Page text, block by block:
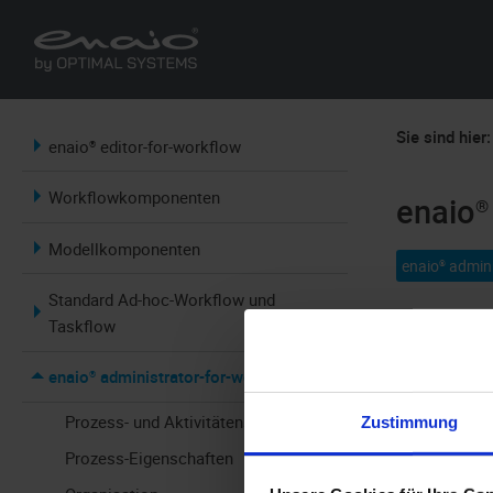
Zustimmung
enaio® editor-for-workflow
Workflowkomponenten
Modellkomponenten
Standard Ad-hoc-Workflow und
Taskflow
enaio® administrator-for-workflow
Prozess- und Aktivitätenstatus
Prozess-Eigenschaften
Sie sind hier:
enaio®
ihm
kann
Weiteren